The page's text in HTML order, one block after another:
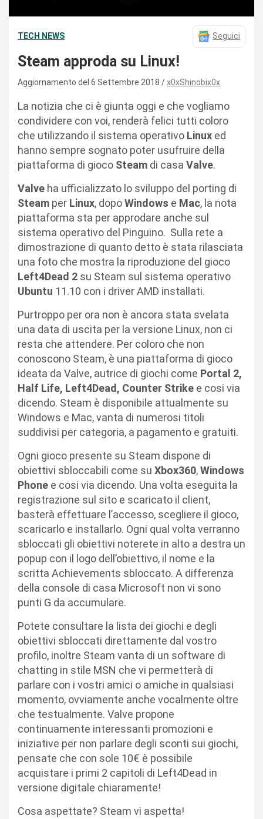
TECH NEWS Seguici
Steam approda su Linux!
Aggiornamento del 6 Settembre 2018 x0xShinobix0x
La notizia che ci è giunta oggi e che vogliamo
condividere con voi, renderà felici tutti coloro
che utilizzando il sistema operativo Linux ed
hanno sempre sognato poter usufruire della
piattaforma di gioco Steam di casa Valve.
Valve ha ufficializzato lo sviluppo del porting di
Steam per Linux, dopoWindows e Mac, la nota
piattaforma sta per approdare anche sul
sistema operativo del Pinguino. Sulla rete a
dimostrazione di quanto detto è stata rilasciata
una foto che mostra la riproduzione del gioco
Left4Dead 2 su Steam sul sistema operativo
Ubuntu 11.10 con i driver AMD installati.
Purtroppo per ora non è ancora stata svelata
una data di uscita per la versione Linux, non ci
resta che attendere. Per coloro che non
conoscono Steam, è una piattaforma di gioco
ideata da Valve, autrice di giochi come Portal 2,
Half Life, Left4Dead, Counter Strike e cosi via
dicendo. Steam è disponibile attualmente su
Windows e Mac, vanta di numerosi titoli
suddivisi per categoria, a pagamento e gratuiti.
Ogni gioco presente su Steam dispone di
obiettivi sbloccabili come su Xbox360,Windows
Phone e cosi via dicendo. Una volta eseguita la
registrazione sul sito e scaricato il client,
basterà effettuare l’accesso, scegliere il gioco,
scaricarlo e installarlo. Ogni qual volta verranno
sbloccati gli obiettivi noterete in alto a destra un
popup con il logo dell’obiettivo, il nome e la
scritta Achievements sbloccato. A differenza
della console di casa Microsoft non vi sono
punti G da accumulare.
Potete consultare la lista dei giochi e degli
obiettivi sbloccati direttamente dal vostro
profilo, inoltre Steam vanta di un software di
chatting in stile MSN che vi permetterà di
parlare con i vostri amici o amiche in qualsiasi
momento, ovviamente anche vocalmente oltre
che testualmente. Valve propone
continuamente interessanti promozioni e
iniziative per non parlare degli sconti sui giochi,
pensate che con sole 10€ è possibile
acquistare i primi 2 capitoli di Left4Dead in
versione digitale chiaramente!
Cosa aspettate? Steam vi aspetta!